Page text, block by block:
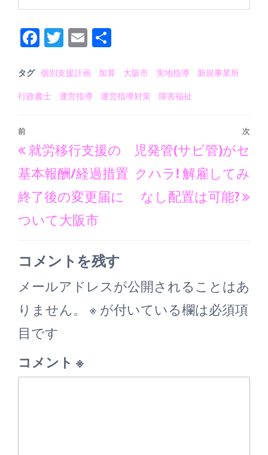
Fa
bo
ok
T
tt
er
E
ail
タグ 個別支援計画 加算 大阪市 実地指導 新規事業所
行政書士 運営指導 運営指導対策 障害福祉
投
稿
ナ
ビ
ゲ
ー
シ
ョ
ン
過
去
の
投
稿
前
就労移行支援の
基本報酬/経過措置
終了後の変更届に
ついて大阪市
次
次
児発管(サビ管)がセ
クハラ! 解雇してみ
なし配置は可能?
コメントを残す
メールアドレスが公開されることはあ
りません。
※ が付いている欄は必須項
目です
コメント ※